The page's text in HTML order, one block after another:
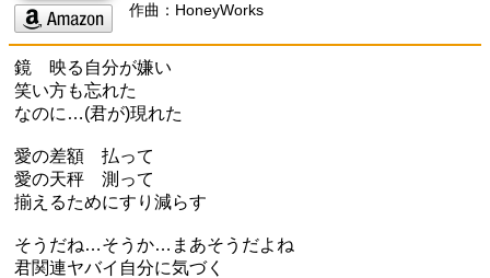
作曲：HoneyWorks
鏡 映る自分が嫌い
笑い方も忘れた
なのに…(君が)現れた
愛の差額 払って
愛の天秤 測って
揃えるためにすり減らす
そうだね…そうか…まあそうだよね
君関連ヤバイ自分に気づく